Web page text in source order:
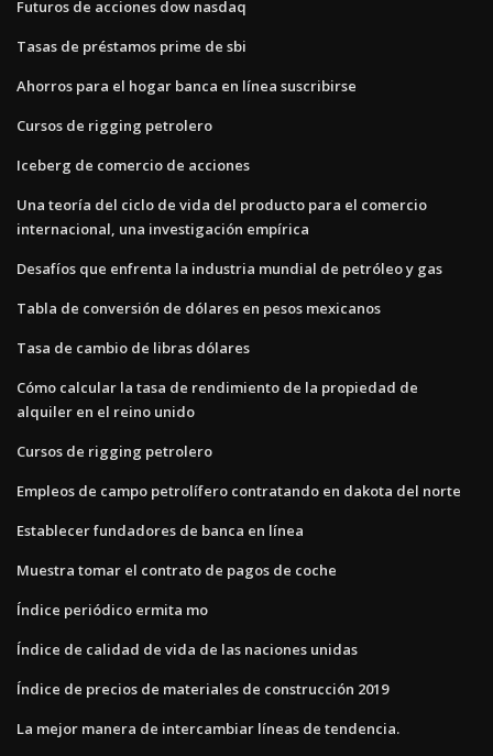
Futuros de acciones dow nasdaq
Tasas de préstamos prime de sbi
Ahorros para el hogar banca en línea suscribirse
Cursos de rigging petrolero
Iceberg de comercio de acciones
Una teoría del ciclo de vida del producto para el comercio
internacional, una investigación empírica
Desafíos que enfrenta la industria mundial de petróleo y gas
Tabla de conversión de dólares en pesos mexicanos
Tasa de cambio de libras dólares
Cómo calcular la tasa de rendimiento de la propiedad de
alquiler en el reino unido
Cursos de rigging petrolero
Empleos de campo petrolífero contratando en dakota del norte
Establecer fundadores de banca en línea
Muestra tomar el contrato de pagos de coche
Índice periódico ermita mo
Índice de calidad de vida de las naciones unidas
Índice de precios de materiales de construcción 2019
La mejor manera de intercambiar líneas de tendencia.